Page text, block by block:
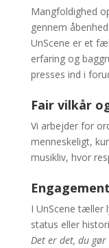
Mangfoldighed
gennem åbenhed.
UnScene er et
erfaring og
presses ind i
Fair vilkår
Vi arbejder for
menneskeligt,
musikliv, hvor
I UnScene tæller
status eller
Det er det, du